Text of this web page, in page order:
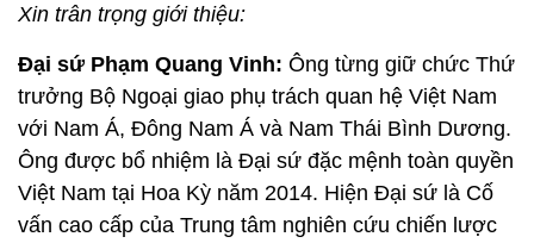
Xin trân trọng giới thiệu:
Đại sứ Phạm Quang Vinh: Ông từng giữ chức Thứ
trưởng Bộ Ngoại giao phụ trách quan hệ Việt Nam
với Nam Á, Đông Nam Á và Nam Thái Bình Dương.
Ông được bổ nhiệm là Đại sứ đặc mệnh toàn quyền
Việt Nam tại Hoa Kỳ năm 2014. Hiện Đại sứ là Cố
vấn cao cấp của Trung tâm nghiên cứu chiến lược